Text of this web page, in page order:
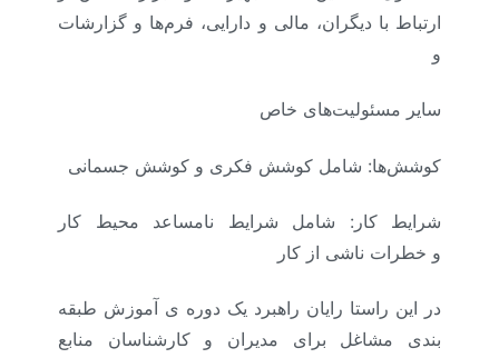
ارتباط با دیگران، مالی و دارایی، فرم‌‌‌ها و گزارشات
و
سایر مسئولیت‌های خاص
کوشش‌ها: شامل کوشش فکری و کوشش جسمانی
شرایط کار: شامل شرایط نامساعد محیط کار
و خطرات ناشی از کار
در این راستا رایان راهبرد یک دوره ی آموزش طبقه
بندی مشاغل برای مدیران و کارشناسان منابع